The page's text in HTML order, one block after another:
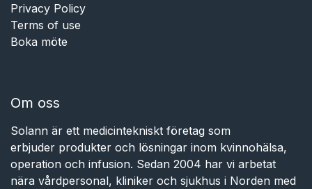
Privacy Policy
Terms of use
Boka möte
Om oss
Solann är ett medicintekniskt företag som
erbjuder produkter och lösningar inom kvinnohälsa,
operation och infusion. Sedan 2004 har vi arbetat
nära vårdpersonal, kliniker och sjukhus i Norden med